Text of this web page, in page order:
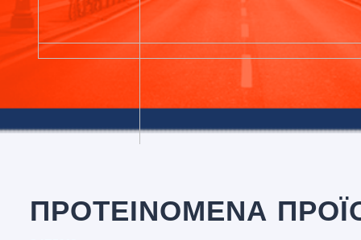
ΠΡΟΤΕΙΝΟΜΕΝΑ